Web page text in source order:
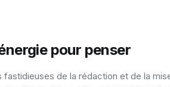
pour penser
de la rédaction et de la